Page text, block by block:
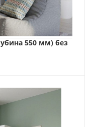
550 мм) без